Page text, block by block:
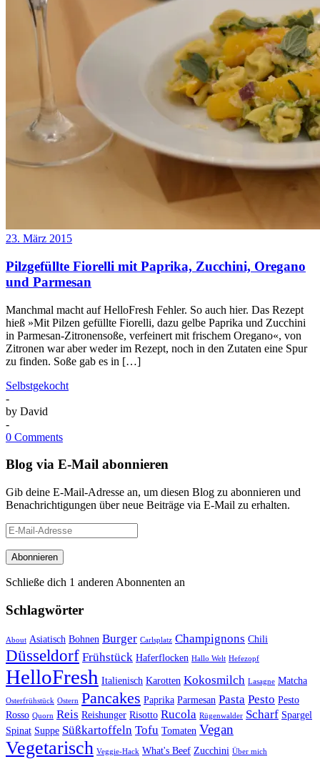
23. März 2015
Pilzgefüllte Fiorelli mit Paprika, Zucchini, Oregano
und Parmesan
Manchmal macht auf HelloFresh Fehler. So auch hier. Das Rezept
hieß »Mit Pilzen gefüllte Fiorelli, dazu gelbe Paprika und Zucchini
in Parmesan-Zitronensoße, verfeinert mit frischem Oregano«, von
Zitronen war aber weder im Rezept, noch in den Zutaten eine Spur
zu finden. Soße gab es in […]
Selbstgekocht
-
by David
-
0 Comments
Blog via E-Mail abonnieren
Gib deine E-Mail-Adresse an, um diesen Blog zu abonnieren und
Benachrichtigungen über neue Beiträge via E-Mail zu erhalten.
E-
Mail-
Adresse
Abonnieren
Schließe dich 1 anderen Abonnenten an
Schlagwörter
About Asiatisch Bohnen Burger Carlsplatz Champignons Chili
Düsseldorf Frühstück Haferflocken Hallo Welt Hefezopf
HelloFresh Italienisch Karotten Kokosmilch Lasagne Matcha
Osterfrühstück Ostern Pancakes Paprika Parmesan Pasta Pesto Pesto
Rosso Quorn Reis Reishunger Risotto Rucola Rügenwalder Scharf Spargel
Spinat Suppe Süßkartoffeln Tofu Tomaten Vegan
Vegetarisch Veggie-Hack What's Beef Zucchini Über mich